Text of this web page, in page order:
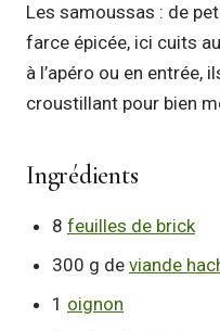
Les samoussas : de
farce épicée, ici cuits
à l’apéro ou en entrée,
croustillant pour bien
Ingrédients
8 feuilles de brick
300 g de viande
1 oignon